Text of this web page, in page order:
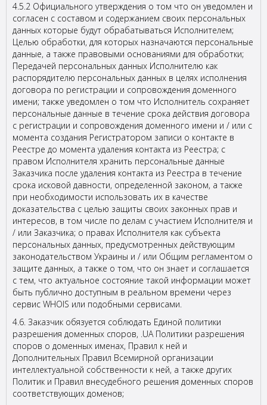
4.5.2 Официального утверждения о том что он уведомлен и
согласен с составом и содержанием своих персональных
данных которые будут обрабатываться Исполнителем;
Целью обработки, для которых назначаются персональные
данные, а также правовыми основаниями для обработки;
Передачей персональных данных Исполнителю как
распорядителю персональных данных в целях исполнения
договора по регистрации и сопровождения доменного
имени; также уведомлен о том что Исполнитель сохраняет
персональные данные в течение срока действия договора
с регистрации и сопровождения доменного имени и / или с
момента создания Регистратором записи о контакте в
Реестре до момента удаления контакта из Реестра; с
правом Исполнителя хранить персональные данные
Заказчика после удаления контакта из Реестра в течение
срока исковой давности, определенной законом, а также
при необходимости использовать их в качестве
доказательства с целью защиты своих законных прав и
интересов, в том числе по делам с участием Исполнителя и
/ или Заказчика; о правах Исполнителя как субъекта
персональных данных, предусмотренных действующим
законодательством Украины и / или Общим регламентом о
защите данных, а также о том, что он знает и соглашается
с тем, что актуальное состояние такой информации может
быть публично доступным в реальном времени через
сервис WHOIS или подобными сервисами.
4.6. Заказчик обязуется соблюдать Единой политики
разрешения доменных споров, .UA Политики разрешения
споров о доменных именах, Правил к ней и
Дополнительных Правил Всемирной организации
интеллектуальной собственности к ней, а также других
Политик и Правил внесудебного решения доменных споров
соответствующих доменов;